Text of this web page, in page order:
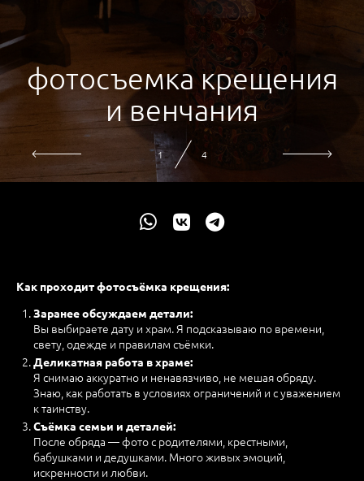
фотосъемка крещения
и венчания
2 4
Как проходит фотосъёмка крещения:
Заранее обсуждаем детали:
Вы выбираете дату и храм. Я подсказываю по времени,
свету, одежде и правилам съёмки.
Деликатная работа в храме:
Я снимаю аккуратно и ненавязчиво, не мешая обряду.
Знаю, как работать в условиях ограничений и с уважением
к таинству.
Съёмка семьи и деталей:
После обряда — фото с родителями, крестными,
бабушками и дедушками. Много живых эмоций,
искренности и любви.